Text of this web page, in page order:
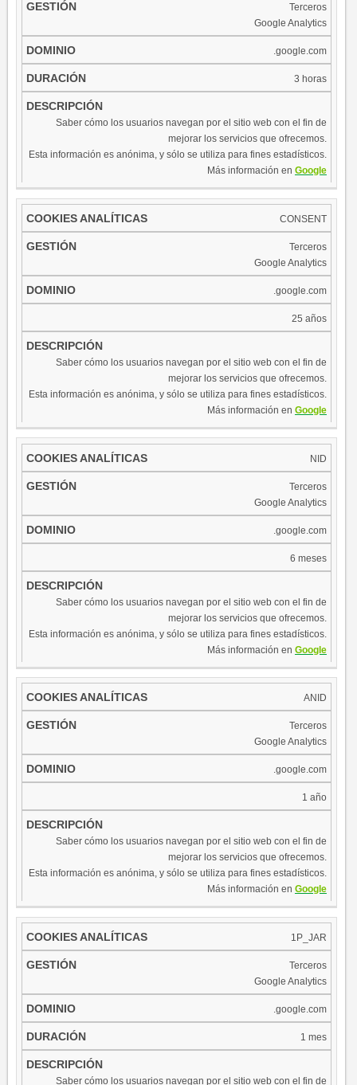
Terceros
Google Analytics
.google.com
3 horas
Saber cómo los usuarios navegan por el sitio web con el fin de
mejorar los servicios que ofrecemos.
Esta información es anónima, y sólo se utiliza para fines estadísticos.
Más información en Google
CONSENT
Terceros
Google Analytics
.google.com
25 años
Saber cómo los usuarios navegan por el sitio web con el fin de
mejorar los servicios que ofrecemos.
Esta información es anónima, y sólo se utiliza para fines estadísticos.
Más información en Google
NID
Terceros
Google Analytics
.google.com
6 meses
Saber cómo los usuarios navegan por el sitio web con el fin de
mejorar los servicios que ofrecemos.
Esta información es anónima, y sólo se utiliza para fines estadísticos.
Más información en Google
ANID
Terceros
Google Analytics
.google.com
1 año
Saber cómo los usuarios navegan por el sitio web con el fin de
mejorar los servicios que ofrecemos.
Esta información es anónima, y sólo se utiliza para fines estadísticos.
Más información en Google
1P_JAR
Terceros
Google Analytics
.google.com
1 mes
Saber cómo los usuarios navegan por el sitio web con el fin de